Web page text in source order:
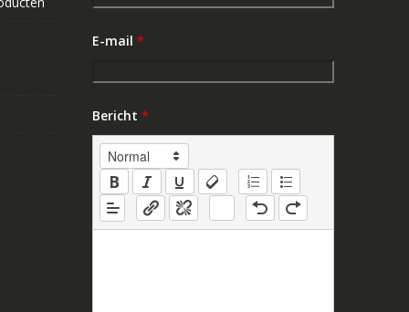
E-mail *
Bericht *